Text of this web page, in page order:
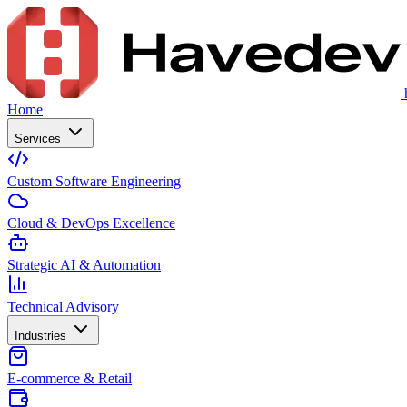
Home
Services
Custom Software Engineering
Cloud & DevOps Excellence
Strategic AI & Automation
Technical Advisory
Industries
E-commerce & Retail